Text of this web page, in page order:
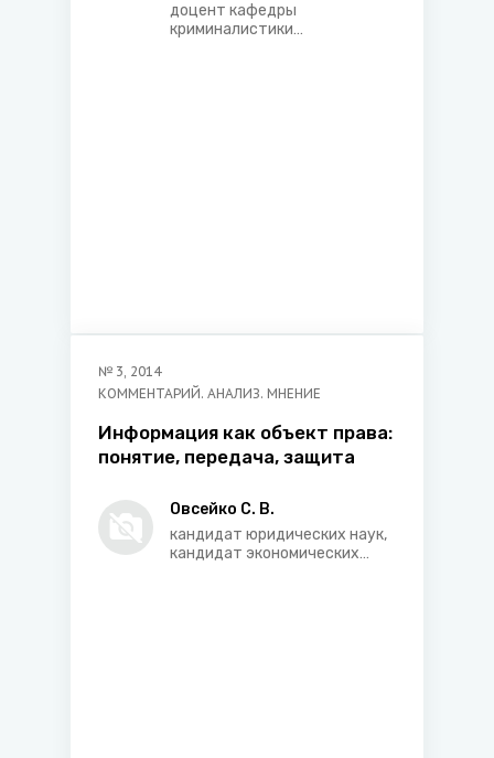
доцент кафедры
криминалистики
№ 3, 2014
КОММЕНТАРИЙ. АНАЛИЗ. МНЕНИЕ
Информация как объект права:
понятие, передача, защита
Овсейко С. В.
кандидат юридических наук,
кандидат экономических